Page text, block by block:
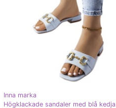
Inna marka